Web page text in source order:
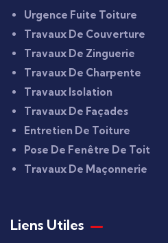
Urgence Fuite Toiture
Travaux De Couverture
Travaux De Zinguerie
Travaux De Charpente
Travaux Isolation
Travaux De Façades
Entretien De Toiture
Pose De Fenêtre De Toit
Travaux De Maçonnerie
Liens Utiles